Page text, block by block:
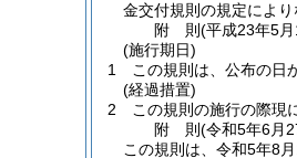
金交付規則の規定により
附 則(平成23年5月
(施行期日)
1
この規則は、公布の日
(経過措置)
2
この規則の施行の際現
附 則(令和5年6月
この規則は、令和5年8